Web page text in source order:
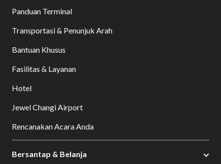
Panduan Terminal
Transportasi & Penunjuk Arah
Bantuan Khusus
Fasilitas & Layanan
Hotel
Jewel Changi Airport
Rencanakan Acara Anda
Bersantap & Belanja